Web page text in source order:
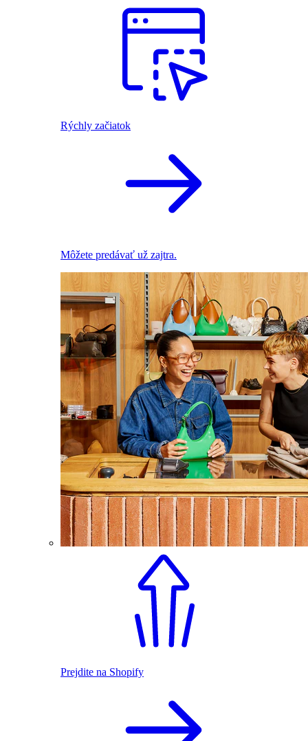
Rýchly začiatok
Môžete predávať už zajtra.
Prejdite na Shopify